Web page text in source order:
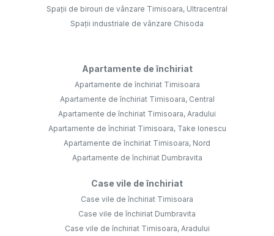
Spații de birouri de vânzare Timisoara, Ultracentral
Spații industriale de vânzare Chisoda
Apartamente de închiriat
Apartamente de închiriat Timisoara
Apartamente de închiriat Timisoara, Central
Apartamente de închiriat Timisoara, Aradului
Apartamente de închiriat Timisoara, Take Ionescu
Apartamente de închiriat Timisoara, Nord
Apartamente de închiriat Dumbravita
Case vile de închiriat
Case vile de închiriat Timisoara
Case vile de închiriat Dumbravita
Case vile de închiriat Timisoara, Aradului